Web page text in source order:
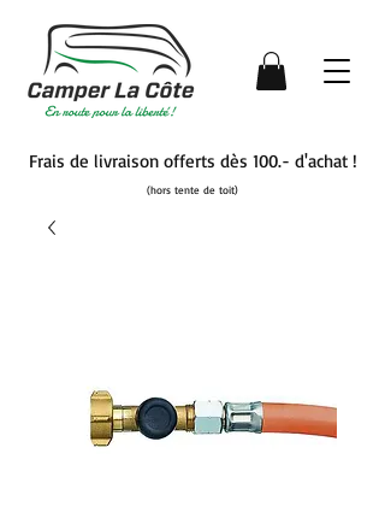
Frais de livraison offerts dès 100.- d'achat !
(hors tente de toit)